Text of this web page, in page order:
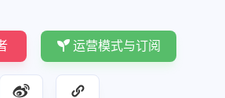
者莫不立愈。又善治肺病结
之皆宜，即单用亦可奏效。并
花柳毒淋、下血涩疼，盖其性
运营模式与订阅